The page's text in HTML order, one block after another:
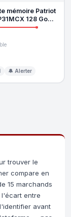
mémoire Patriot
128 Go
UHS U3 V30
🔔 Alerter
trouver le
compare en
15 marchands
l'écart entre
avant